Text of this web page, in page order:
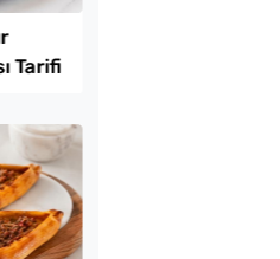
Lezzet Trendleri